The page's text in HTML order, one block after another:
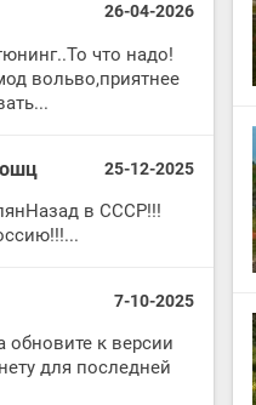
26-04-2026
что надо!
вольво,приятнее
25-12-2025
в СССР!!!
7-10-2025
обновите к версии
для последней